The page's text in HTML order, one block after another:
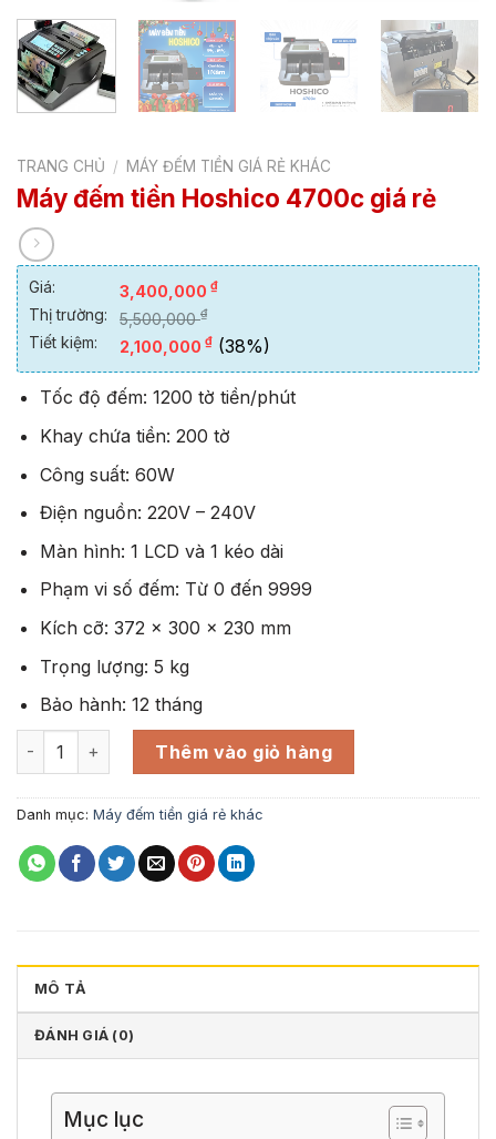
TRANG CHỦ / MÁY ĐẾM TIỀN GIÁ RẺ KHÁC
Máy đếm tiền Hoshico 4700c giá rẻ
Giá: 3,400,000 ₫
Thị trường: 5,500,000₫
Tiết kiệm: 2,100,000 ₫ (38%)
Tốc độ đếm: 1200 tờ tiền/phút
Khay chứa tiền: 200 tờ
Công suất: 60W
Điện nguồn: 220V – 240V
Màn hình: 1 LCD và 1 kéo dài
Phạm vi số đếm: Từ 0 đến 9999
Kích cỡ: 372 x 300 x 230 mm
Trọng lượng: 5 kg
Bảo hành: 12 tháng
Máy đếm tiền Hoshico 4700c giá rẻ số lượng
Thêm vào giỏ hàng
Danh mục: Máy đếm tiền giá rẻ khác
MÔ TẢ
ĐÁNH GIÁ (0)
Mục lục